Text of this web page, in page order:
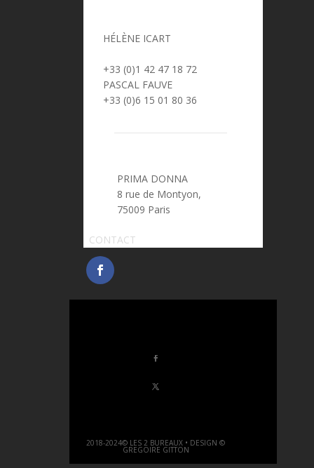
HÉLÈNE ICART
> helene.icart@prima-donna.fr
+33 (0)1 42 47 18 72
PASCAL FAUVE
> pascal.fauve@prima-donna.fr
+33 (0)6 15 01 80 36
PRIMA DONNA
8 rue de Montyon,
75009 Paris
CONTACT
2018-2024© LES 2 BUREAUX • DESIGN ©
GREGOIRE GITTON